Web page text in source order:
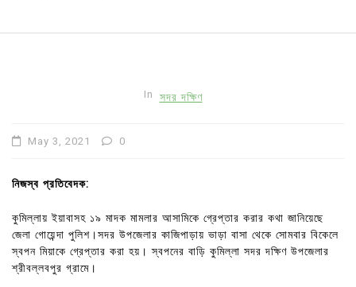
In সদর দক্ষিণ
May 3, 2021 0
নিজস্ব প্রতিবেদক:
কুমিল্লায় ইয়াবাসহ ১৯ মাদক মামলার আসামিকে গ্রেপ্তার করার কথা জানিয়েছে
জেলা গোয়েন্দা পুলিশ।সদর উপজেলার কাজিপাড়ায় ভাড়া বাসা থেকে সোমবার বিকেলে
স্বপন মিয়াকে গ্রেপ্তার করা হয়। স্বপনের বাড়ি কুমিল্লা সদর দক্ষিণ উপজেলার
শ্রীবল্লবপুর গ্রামে।